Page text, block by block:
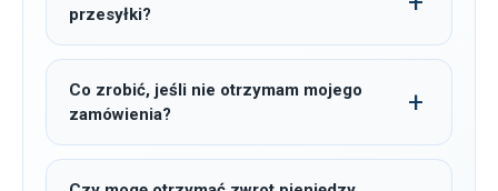
przesyłki?
Co zrobić, jeśli nie otrzymam mojego
zamówienia?